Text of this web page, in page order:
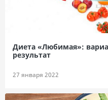
Диета «Любимая»:
результат
27 января 2022